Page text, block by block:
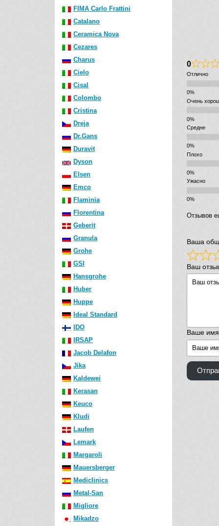
FIMA Carlo Frattini
Catalano
Ceramica Nova
Cezares
Charus
Cielo
Cisal
Colombo
Cristina
Dreja
Dr.Gans
Duravit
Dyson
Elsen
Emco
Flaminia
Florentina
Geberit
Granula
Grohe
GSI
Hansgrohe
Huber
Huppe
Ideal Standard
IDO
IRSAP
Jacob Delafon
Jika
Kaldewei
Kerasan
Keuco
Kludi
Laufen
Lemark
Margaroli
Mauersberger
Mediclinics
Metal-San
Migliore
Mikadzo
0
Отлично
Очень
Средне
Плохо
Ужасно
Отзывов
Ваша
Ваш
Ваше имя